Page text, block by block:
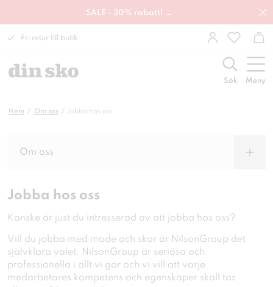
SALE - 30% rabatt! →
Fri retur till butik
Sök Meny
Hem Om oss Jobba hos oss
Om oss
Jobba hos oss
Kanske är just du intresserad av att jobba hos oss?
Vill du jobba med mode och skor är NilsonGroup det
självklara valet. NilsonGroup är seriösa och
professionella i allt vi gör och vi vill att varje
medarbetares kompetens och egenskaper skall tas